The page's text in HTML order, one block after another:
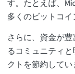
す。たとえば、
多くのビットコイ
さらに、資金が
るコミュニティ
クトを節約してい